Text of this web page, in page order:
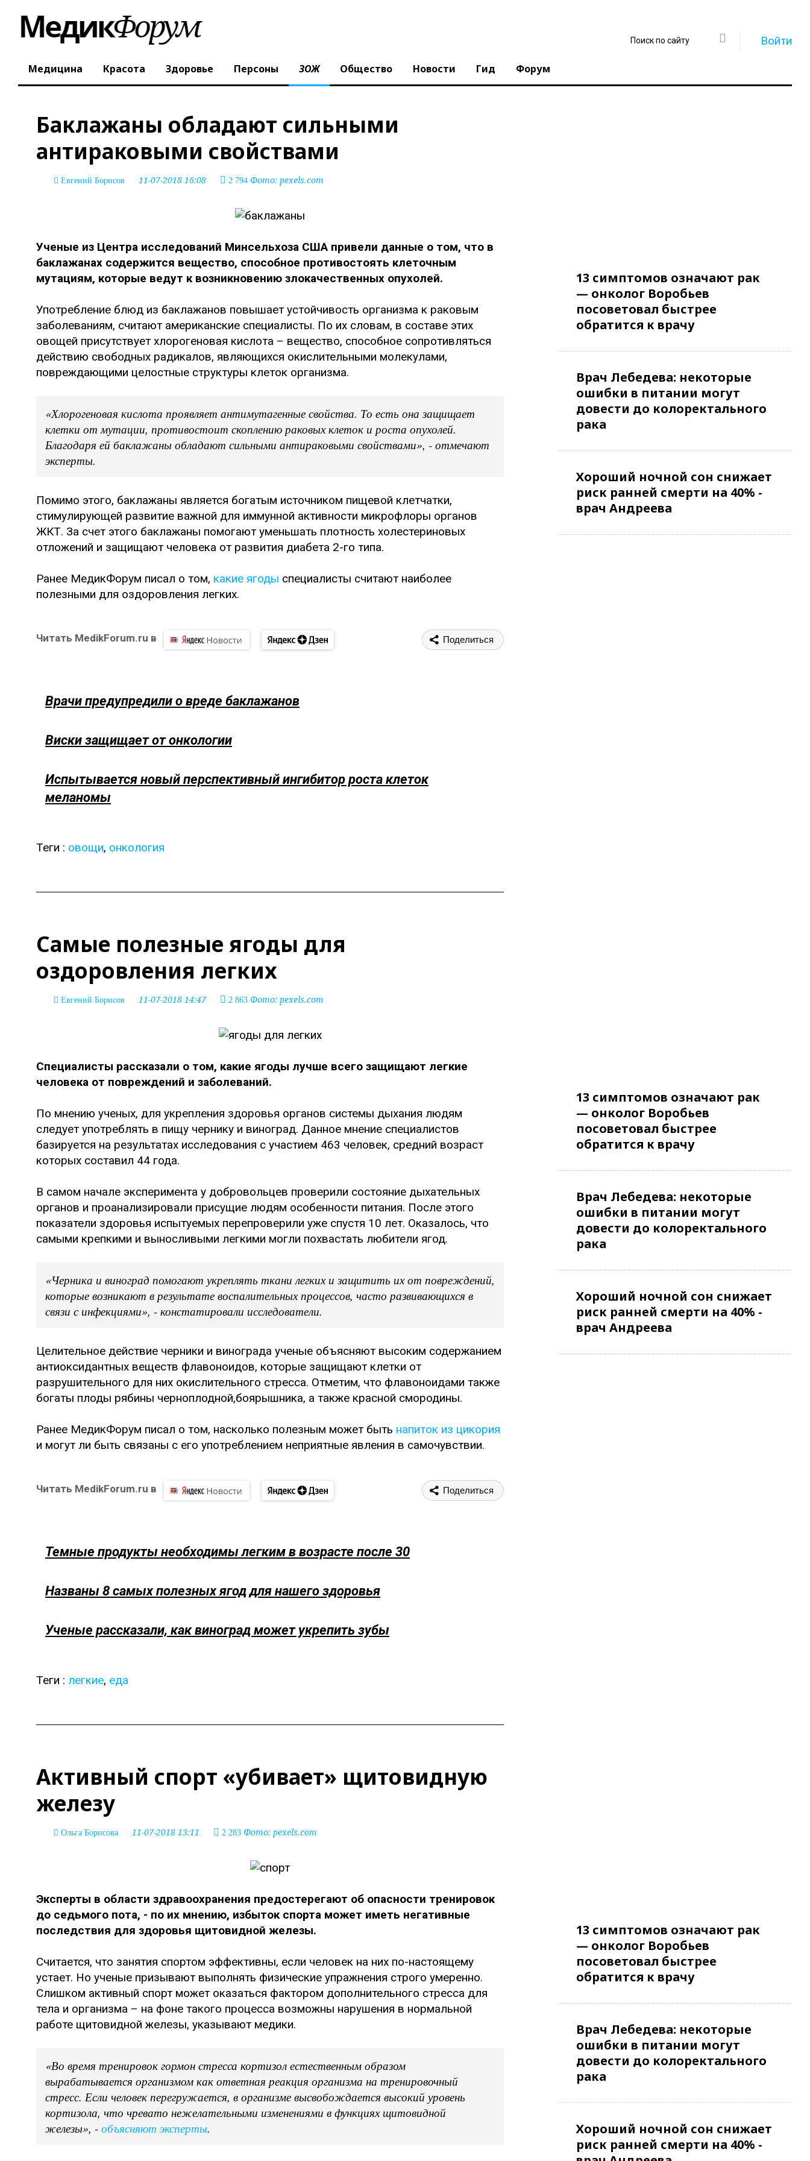
Войти
Медицина Красота Здоровье Персоны ЗОЖ Общество Новости Гид Форум
Баклажаны обладают сильными
антираковыми свойствами
Евгений Борисов 11-07-2018 16:08 2 794 Фото: pexels.com
Ученые из Центра исследований Минсельхоза США привели данные о том, что в
баклажанах содержится вещество, способное противостоять клеточным
мутациям, которые ведут к возникновению злокачественных опухолей.
Употребление блюд из баклажанов повышает устойчивость организма к раковым
заболеваниям, считают американские специалисты. По их словам, в составе этих
овощей присутствует хлорогеновая кислота – вещество, способное сопротивляться
действию свободных радикалов, являющихся окислительными молекулами,
повреждающими целостные структуры клеток организма.
«Хлорогеновая кислота проявляет антимутагенные свойства. То есть она защищает
клетки от мутации, противостоит скоплению раковых клеток и роста опухолей.
Благодаря ей баклажаны обладают сильными антираковыми свойствами», - отмечают
эксперты.
Помимо этого, баклажаны является богатым источником пищевой клетчатки,
стимулирующей развитие важной для иммунной активности микрофлоры органов
ЖКТ. За счет этого баклажаны помогают уменьшать плотность холестериновых
отложений и защищают человека от развития диабета 2-го типа.
Ранее МедикФорум писал о том, какие ягоды специалисты считают наиболее
полезными для оздоровления легких.
Читать MedikForum.ru в Поделиться
Врачи предупредили о вреде баклажанов
Виски защищает от онкологии
Испытывается новый перспективный ингибитор роста клеток
меланомы
Теги : овощи, онкология
13 симптомов означают рак
— онколог Воробьев
посоветовал быстрее
обратится к врачу
Врач Лебедева: некоторые
ошибки в питании могут
довести до колоректального
рака
Хороший ночной сон снижает
риск ранней смерти на 40% -
врач Андреева
Самые полезные ягоды для
оздоровления легких
Евгений Борисов 11-07-2018 14:47 2 863 Фото: pexels.com
Специалисты рассказали о том, какие ягоды лучше всего защищают легкие
человека от повреждений и заболеваний.
По мнению ученых, для укрепления здоровья органов системы дыхания людям
следует употреблять в пищу чернику и виноград. Данное мнение специалистов
базируется на результатах исследования с участием 463 человек, средний возраст
которых составил 44 года.
В самом начале эксперимента у добровольцев проверили состояние дыхательных
органов и проанализировали присущие людям особенности питания. После этого
показатели здоровья испытуемых перепроверили уже спустя 10 лет. Оказалось, что
самыми крепкими и выносливыми легкими могли похвастать любители ягод.
«Черника и виноград помогают укреплять ткани легких и защитить их от повреждений,
которые возникают в результате воспалительных процессов, часто развивающихся в
связи с инфекциями», - констатировали исследователи.
Целительное действие черники и винограда ученые объясняют высоким содержанием
антиоксидантных веществ флавоноидов, которые защищают клетки от
разрушительного для них окислительного стресса. Отметим, что флавоноидами также
богаты плоды рябины черноплодной,боярышника, а также красной смородины.
Ранее МедикФорум писал о том, насколько полезным может быть напиток из цикория
и могут ли быть связаны с его употреблением неприятные явления в самочувствии.
Читать MedikForum.ru в Поделиться
Темные продукты необходимы легким в возрасте после 30
Названы 8 самых полезных ягод для нашего здоровья
Ученые рассказали, как виноград может укрепить зубы
Теги : легкие, еда
13 симптомов означают рак
— онколог Воробьев
посоветовал быстрее
обратится к врачу
Врач Лебедева: некоторые
ошибки в питании могут
довести до колоректального
рака
Хороший ночной сон снижает
риск ранней смерти на 40% -
врач Андреева
Активный спорт «убивает» щитовидную
железу
Ольга Борисова 11-07-2018 13:11 2 283 Фото: pexels.com
Эксперты в области здравоохранения предостерегают об опасности тренировок
до седьмого пота, - по их мнению, избыток спорта может иметь негативные
последствия для здоровья щитовидной железы.
Считается, что занятия спортом эффективны, если человек на них по-настоящему
устает. Но ученые призывают выполнять физические упражнения строго умеренно.
Слишком активный спорт может оказаться фактором дополнительного стресса для
тела и организма – на фоне такого процесса возможны нарушения в нормальной
работе щитовидной железы, указывают медики.
«Во время тренировок гормон стресса кортизол естественным образом
вырабатывается организмом как ответная реакция организма на тренировочный
стресс. Если человек перегружается, в организме высвобождается высокий уровень
кортизола, что чревато нежелательными изменениями в функциях щитовидной
железы», -объясняют эксперты.
13 симптомов означают рак
— онколог Воробьев
посоветовал быстрее
обратится к врачу
Врач Лебедева: некоторые
ошибки в питании могут
довести до колоректального
рака
Хороший ночной сон снижает
риск ранней смерти на 40% -